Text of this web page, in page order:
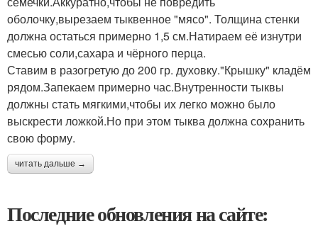
оболочку,вырезаем тыквенное "мясо". Толщина стенки
должна остаться примерно 1,5 см.Натираем её изнутри
смесью соли,сахара и чёрного перца.
Ставим в разогретую до 200 гр. духовку."Крышку" кладём
рядом.Запекаем примерно час.Внутренности тыквы
должны стать мягкими,чтобы их легко можно было
выскрести ложкой.Но при этом тыква должна сохранить
свою форму.
читать дальше →
Последние обновления на сайте: